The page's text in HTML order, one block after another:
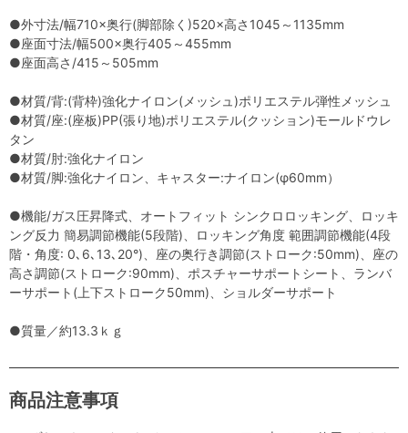
●外寸法/幅710×奥行(脚部除く)520×高さ1045～1135mm
●座面寸法/幅500×奥行405～455mm
●座面高さ/415～505mm
●材質/背:(背枠)強化ナイロン(メッシュ)ポリエステル弾性メッシュ
●材質/座:(座板)PP(張り地)ポリエステル(クッション)モールドウレ
タン
●材質/肘:強化ナイロン
●材質/脚:強化ナイロン、キャスター:ナイロン(φ60mm）
●機能/ガス圧昇降式、オートフィット シンクロロッキング、ロッキ
ング反力 簡易調節機能(5段階)、ロッキング角度 範囲調節機能(4段
階・角度: 0､6､13､20°)、座の奥行き調節(ストローク:50mm)、座の
高さ調節(ストローク:90mm)、ポスチャーサポートシート、ランバ
ーサポート(上下ストローク50mm)、ショルダーサポート
●質量／約13.3ｋｇ
商品注意事項